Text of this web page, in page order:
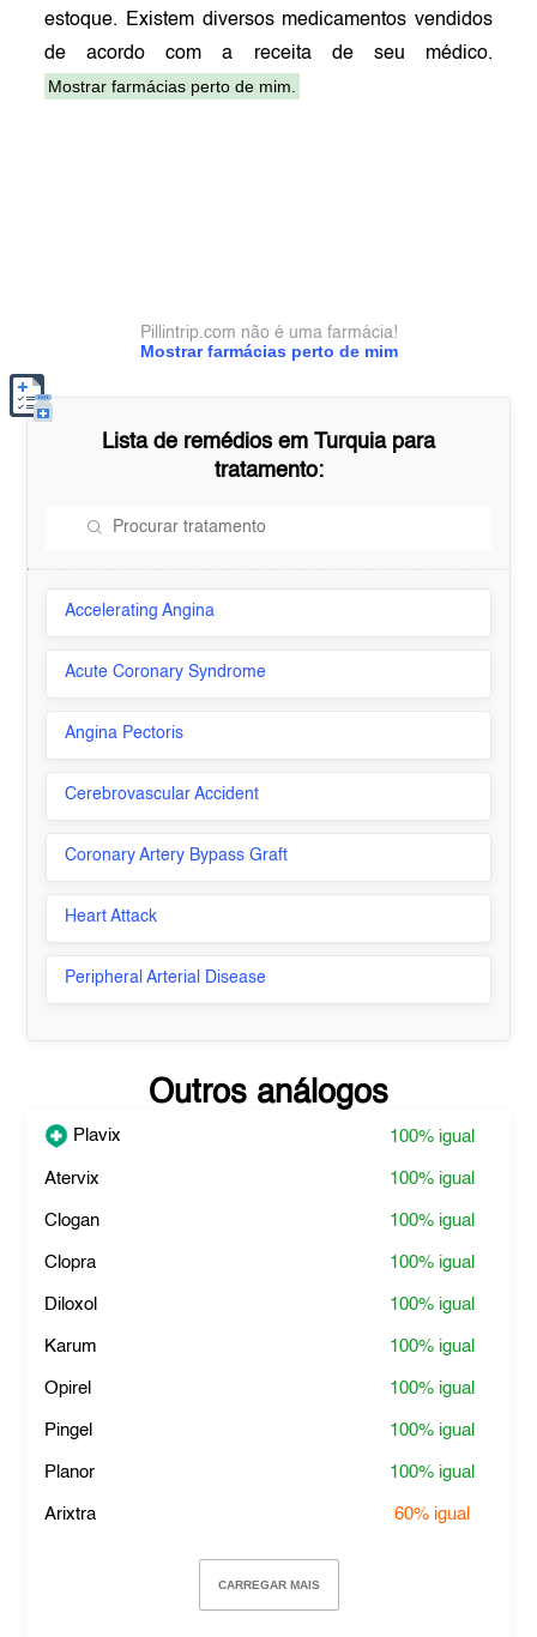
estoque. Existem diversos medicamentos vendidos
de acordo com a receita de seu médico.
Mostrar farmácias perto de mim.
Mostrar farmácias perto de mim
Pillintrip.com não é uma farmácia!
Lista de remédios em Turquiapara
tratamento:
Accelerating Angina
Acute Coronary Syndrome
Angina Pectoris
Cerebrovascular Accident
Coronary Artery Bypass Graft
Heart Attack
Peripheral Arterial Disease
Outros análogos
Plavix 100% igual
Atervix 100% igual
Clogan 100% igual
Clopra 100% igual
Diloxol 100% igual
Karum 100% igual
Opirel 100% igual
Pingel 100% igual
Planor 100% igual
Arixtra 60% igual
CARREGAR MAIS